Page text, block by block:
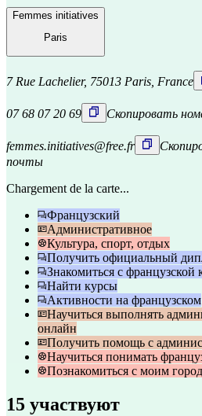
Femmes initiatives
Paris
7 Rue Lachelier, 75013 Paris, France
07 68 07 20 69 Скопировать
femmes.initiatives@free.fr
почты
Chargement de la carte...
Французский
Административное
Культура, спорт, отдых
Получить официальный
Знакомиться с французской
Найти курсы
Активности на французском
Научиться выполнять
онлайн
Получить помощь с
Научиться понимать
Познакомиться с моим
15 участвуют